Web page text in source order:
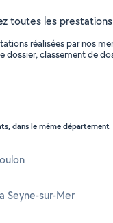
toutes les
réalisées par nos
dossier, classement de
dans le même département
Seyne-sur-Mer